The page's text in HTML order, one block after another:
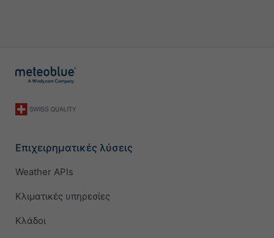
Επιχειρηματικές λύσεις
Weather APIs
Κλιματικές υπηρεσίες
Κλάδοι